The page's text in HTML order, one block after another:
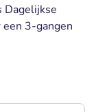
Dagelijkse
3-gangen